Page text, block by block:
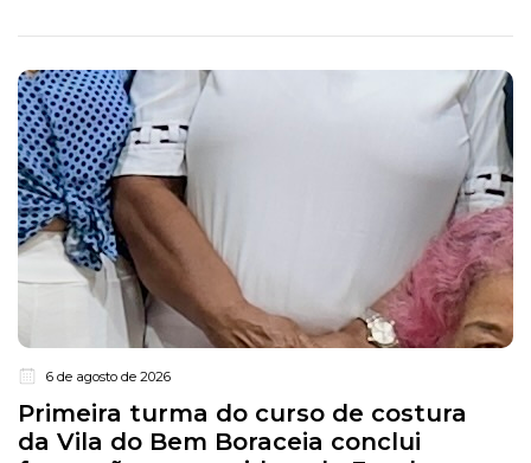
6 de agosto de 2026
Primeira turma do curso de costura
da Vila do Bem Boraceia conclui